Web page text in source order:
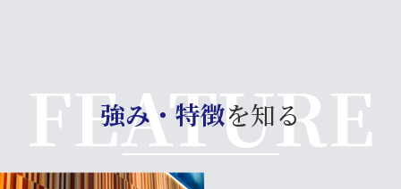
強み・特徴を知る